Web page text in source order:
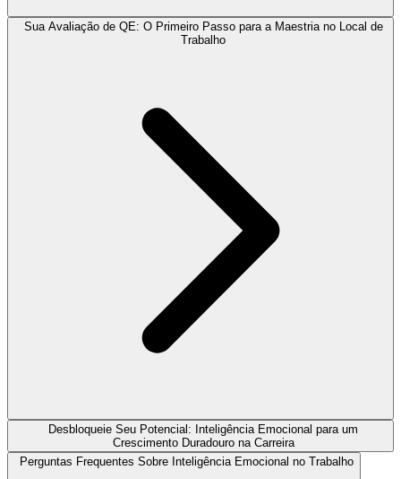
Sua Avaliação de QE: O Primeiro Passo para a Maestria no Local de
Trabalho
Desbloqueie Seu Potencial: Inteligência Emocional para um
Crescimento Duradouro na Carreira
Perguntas Frequentes Sobre Inteligência Emocional no Trabalho